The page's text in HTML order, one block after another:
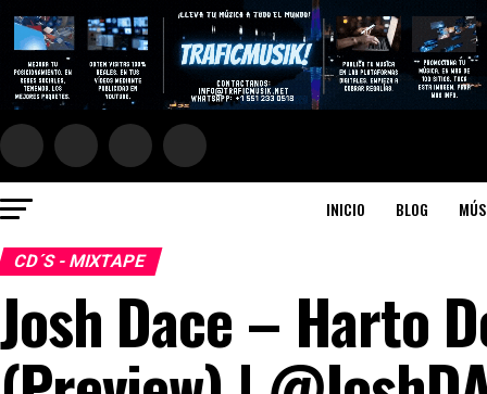
INICIO BLOG
CD´S - MIXTAPE
Josh Dace – Harto